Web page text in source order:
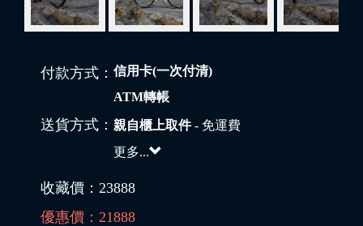
付款方式： 信用卡(一次付清)
ATM轉帳
送貨方式： 親自櫃上取件- 免運費
更多...
收藏價： 23888
優惠價： 21888